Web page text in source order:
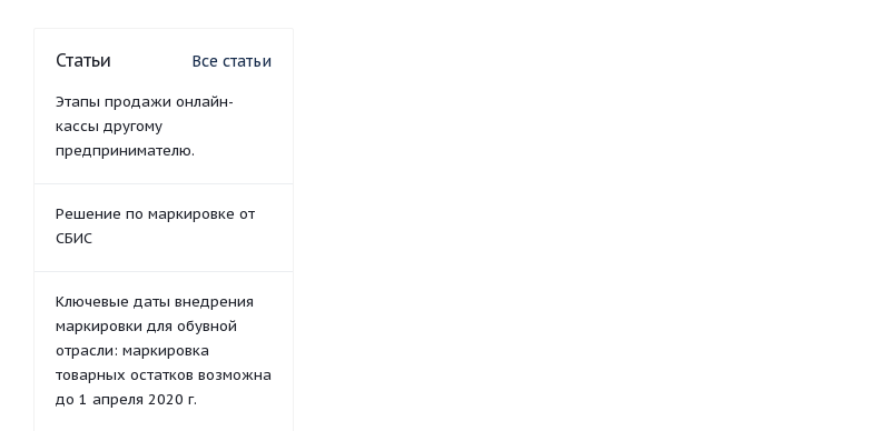
Статьи Все статьи
Этапы продажи онлайн-
кассы другому
предпринимателю.
Решение по маркировке от
СБИС
Ключевые даты внедрения
маркировки для обувной
отрасли: маркировка
товарных остатков возможна
до 1 апреля 2020 г.